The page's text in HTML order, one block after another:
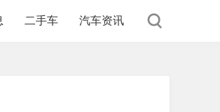
二手车 汽车资讯